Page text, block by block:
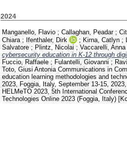
2024
Manganello, Flavio ; Callaghan, Peadar;
Chiara ; Ifenthaler, Dirk ; Kirna, Catlyn ;
Salvatore ; Plintz, Nicolai ; Vaccarelli, Anna
cybersecurity education in K-12 through
Fuccio, Raffaele ; Fulantelli, Giovanni ;
Toto, Giusi Antonia Communications in
education learning methodologies and
2023, Foggia, Italy, September 13-15,
HELMeTO 2023, 5th International
Technologies Online 2023 (Foggia, Italy)